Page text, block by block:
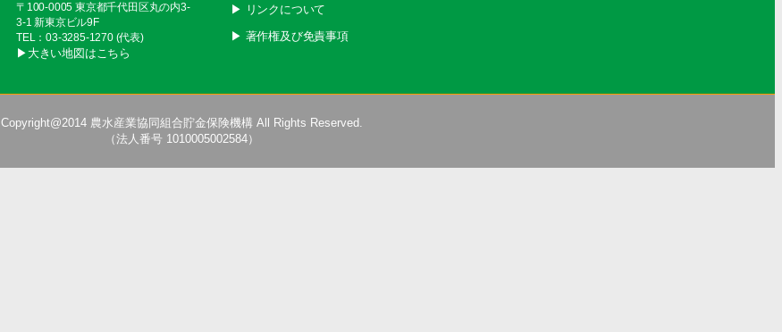
〒100-0005 東京都千代田区丸の内3-
3-1 新東京ビル9F
TEL：03-3285-1270 (代表)
▶︎大きい地図はこちら
▶︎ リンクについて
▶︎ 著作権及び免責事項
Copyright@2014 農水産業協同組合貯金保険機構All Rights Reserved.
（法人番号 1010005002584）